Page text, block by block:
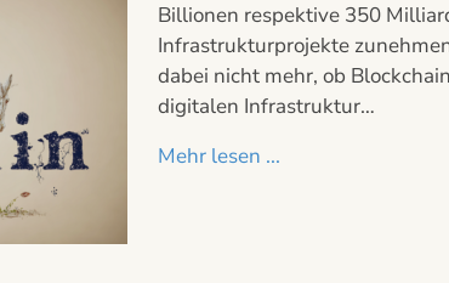
Billionen respektive 350
Infrastrukturprojekte
dabei nicht mehr, ob
digitalen Infrastruktur…
Mehr lesen ...